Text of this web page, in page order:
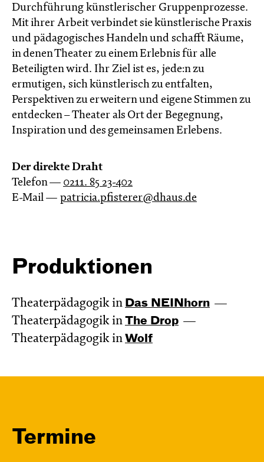
Durchführung künstlerischer Gruppenprozesse.
Mit ihrer Arbeit verbindet sie künstlerische Praxis
und pädagogisches Handeln und schafft Räume,
in denen Theater zu einem Erlebnis für alle
Beteiligten wird. Ihr Ziel ist es, jede:n zu
ermutigen, sich künstlerisch zu entfalten,
Perspektiven zu erweitern und eigene Stimmen zu
entdecken – Theater als Ort der Begegnung,
Inspiration und des gemeinsamen Erlebens.
Der direkte Draht
Telefon — 0211. 85 23-402
E-Mail — patricia.pfisterer@dhaus.de
Produktionen
Theaterpädagogik in Das NEIN­horn
Theaterpädagogik in The Drop
Theaterpädagogik in Wolf
Termine